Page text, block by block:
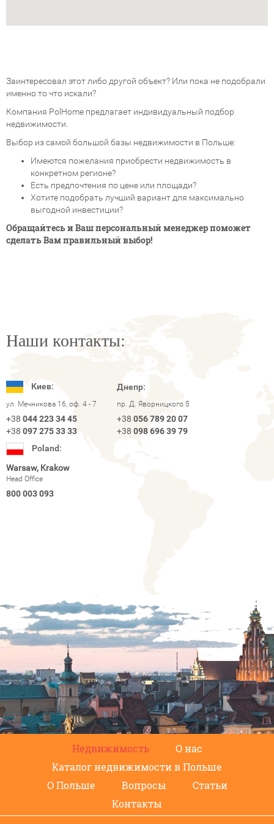
Заинтересовал этот либо другой объект? Или пока не подобрали
именно то что искали?
Компания PolHome предлагает индивидуальный подбор
недвижимости.
Выбор из самой большой базы недвижимости в Польше:
Имеются пожелания приобрести недвижимость в
конкретном регионе?
Есть предпочтения по цене или площади?
Хотите подобрать лучший вариант для максимально
выгодной инвестиции?
Обращайтесь и Ваш персональный менеджер поможет
сделать Вам правильный выбор!
Наши контакты:
Киев:
ул. Мечникова 16, оф. 4 - 7
+38 044 223 34 45
+38 097 275 33 33
Днепр:
пр. Д. Яворницкого 5
+38 056 789 20 07
+38 098 696 39 79
Poland:
Warsaw, Krakow
Head Office
800 003 093
Недвижимость
О нас
Каталог недвижимости в Польше
О Польше
Вопросы
Статьи
Контакты